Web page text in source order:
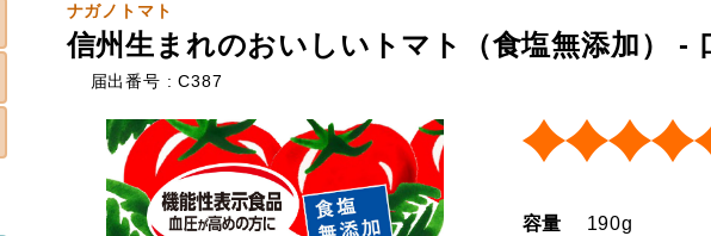
ナガノトマト
信州生まれのおいしいトマト（食塩無添加） -
届出番号 : C387
容量 190g